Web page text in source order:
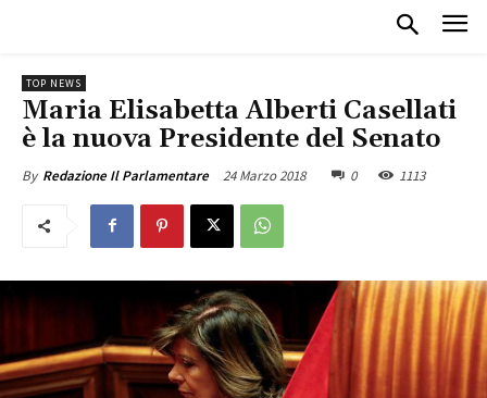
TOP NEWS
Maria Elisabetta Alberti Casellati
è la nuova Presidente del Senato
By Redazione Il Parlamentare 24 Marzo 2018 0 1113